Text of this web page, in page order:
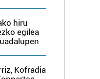
hiru
egilea
Kofradia